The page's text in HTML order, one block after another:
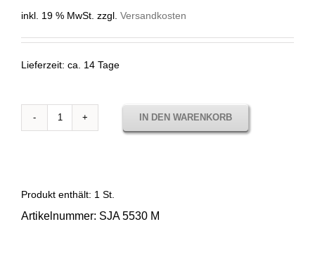
inkl. 19 % MwSt. zzgl. Versandkosten
Lieferzeit: ca. 14 Tage
Stoffmuster
SJA
IN DEN WARENKORB
Produkt enthält: 1 St.
Artikelnummer: SJA 5530 M